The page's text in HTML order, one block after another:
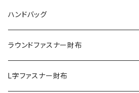
ハンドバッグ
クロコダイル
ダイヤモンドパイソン
ラウンドファスナー財布
クロコダイル
L字ファスナー財布